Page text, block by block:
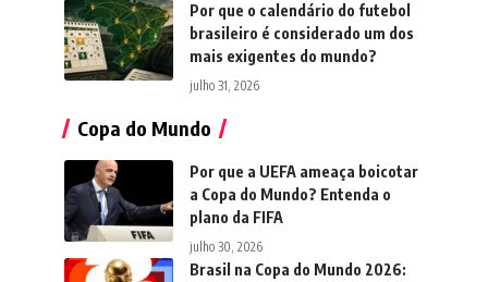
Por que o calendário do futebol
brasileiro é considerado um dos
mais exigentes do mundo?
julho 31, 2026
Copa do Mundo
Por que a UEFA ameaça boicotar
a Copa do Mundo? Entenda o
plano da FIFA
julho 30, 2026
Brasil na Copa do Mundo 2026: